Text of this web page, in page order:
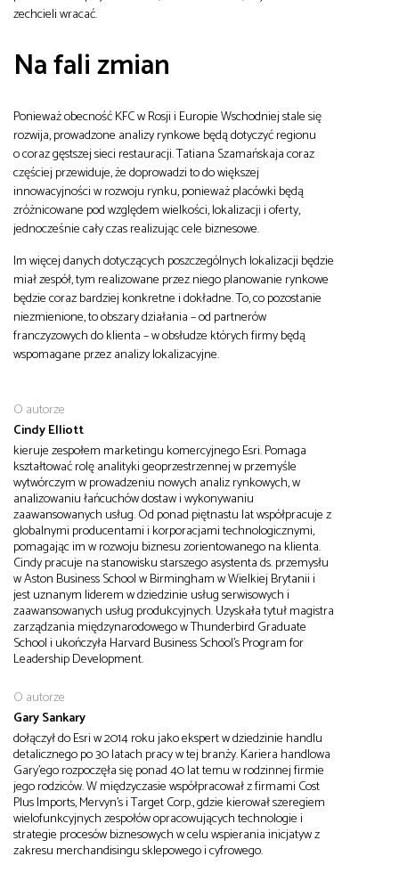
zechcieli wracać.
Na fali zmian
Ponieważ obecność KFC w Rosji i Europie Wschodniej stale się
rozwija, prowadzone analizy rynkowe będą dotyczyć regionu
o coraz gęstszej sieci restauracji. Tatiana Szamańskaja coraz
częściej przewiduje, że doprowadzi to do większej
innowacyjności w rozwoju rynku, ponieważ placówki będą
zróżnicowane pod względem wielkości, lokalizacji i oferty,
jednocześnie cały czas realizując cele biznesowe.
Im więcej danych dotyczących poszczególnych lokalizacji będzie
miał zespół, tym realizowane przez niego planowanie rynkowe
będzie coraz bardziej konkretne i dokładne. To, co pozostanie
niezmienione, to obszary działania – od partnerów
franczyzowych do klienta – w obsłudze których firmy będą
wspomagane przez analizy lokalizacyjne.
O autorze
Cindy Elliott
kieruje zespołem marketingu komercyjnego Esri. Pomaga
kształtować rolę analityki geoprzestrzennej w przemyśle
wytwórczym w prowadzeniu nowych analiz rynkowych, w
analizowaniu łańcuchów dostaw i wykonywaniu
zaawansowanych usług. Od ponad piętnastu lat współpracuje z
globalnymi producentami i korporacjami technologicznymi,
pomagając im w rozwoju biznesu zorientowanego na klienta.
Cindy pracuje na stanowisku starszego asystenta ds. przemysłu
w Aston Business School w Birmingham w Wielkiej Brytanii i
jest uznanym liderem w dziedzinie usług serwisowych i
zaawansowanych usług produkcyjnych. Uzyskała tytuł magistra
zarządzania międzynarodowego w Thunderbird Graduate
School i ukończyła Harvard Business School's Program for
Leadership Development.
O autorze
Gary Sankary
dołączył do Esri w 2014 roku jako ekspert w dziedzinie handlu
detalicznego po 30 latach pracy w tej branży. Kariera handlowa
Gary'ego rozpoczęła się ponad 40 lat temu w rodzinnej firmie
jego rodziców. W międzyczasie współpracował z firmami Cost
Plus Imports, Mervyn's i Target Corp., gdzie kierował szeregiem
wielofunkcyjnych zespołów opracowujących technologie i
strategie procesów biznesowych w celu wspierania inicjatyw z
zakresu merchandisingu sklepowego i cyfrowego.